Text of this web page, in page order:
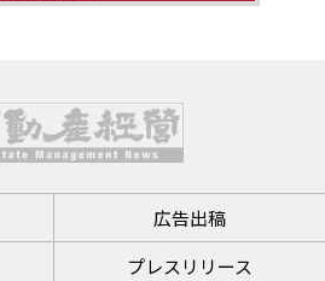
広告出稿
プレスリリース